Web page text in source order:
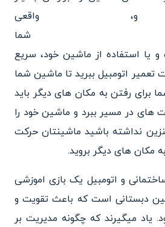
و، واقعی
شما
و یا استفاده از ماشین خود، سریع
تعمیر اتومبیل ببرید تا ماشین شما
برای رفتن به مکان های دیگر باید
های در مسیر ببرد و ماشین خود را
نداشته باشید ماشینتان حرکت
مکان های دیگر بروید.
و اتومبیل یک بازی اموزشی
دبستانی است که باعث تقویت و
میگیرند که چگونه مدیریت بر